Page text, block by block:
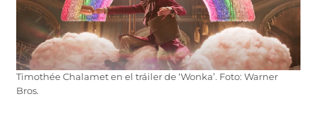
Timothée Chalamet en el tráiler de ‘Wonka’. Foto: Warner
Bros.